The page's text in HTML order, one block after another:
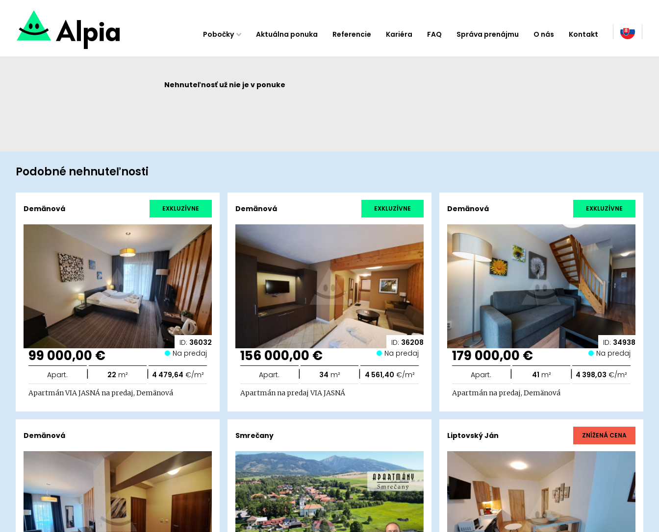
Pobočky Aktuálna ponuka Referencie Kariéra FAQ Správa prenájmu O nás Kontakt
Nehnuteľnosť už nie je v ponuke
Podobné nehnuteľnosti
ID: 36032
Demänová EXKLUZÍVNE
99 000,00 € Na predaj
Apart. | 22 m² | 4 479,64 €/m²
Apartmán VIA JASNÁ na predaj, Demänová
ID: 36208
Demänová EXKLUZÍVNE
156 000,00 € Na predaj
Apart. | 34 m² | 4 561,40 €/m²
Apartmán na predaj VIA JASNÁ
ID: 34938
Demänová EXKLUZÍVNE
179 000,00 € Na predaj
Apart. | 41 m² | 4 398,03 €/m²
Apartmán na predaj, Demänová
Demänová Smrečany Liptovský Ján ZNÍŽENÁ CENA